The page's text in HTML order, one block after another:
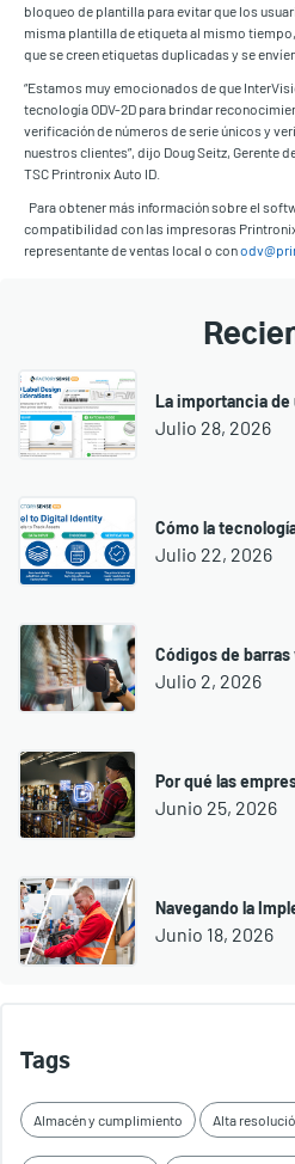
bloqueo de plantilla para evitar que los
misma plantilla de etiqueta al mismo
que se creen etiquetas duplicadas y se
“Estamos muy emocionados de que
tecnología ODV-2D para brindar
verificación de números de serie únicos y
nuestros clientes”, dijo Doug Seitz, Gerente
TSC Printronix Auto ID.
Para obtener más información sobre el
compatibilidad con las impresoras
representante de ventas local o con
La importancia de
Julio 28, 2026
Cómo la
Julio 22, 2026
Códigos de barras
Julio 2, 2026
Por qué las
Junio 25, 2026
Navegando la
Junio 18, 2026
Tags
Almacén y cumplimiento Alta